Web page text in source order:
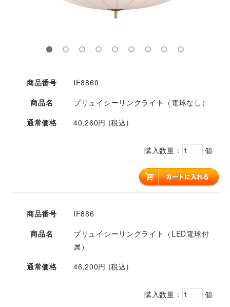
商品番号
IF8860
商品名
プリュイシーリングライト（電球なし）
通常価格
40,260円 (税込)
購入数量： 個
商品番号
IF886
商品名
プリュイシーリングライト（LED電球付
属）
通常価格
46,200円 (税込)
購入数量： 個